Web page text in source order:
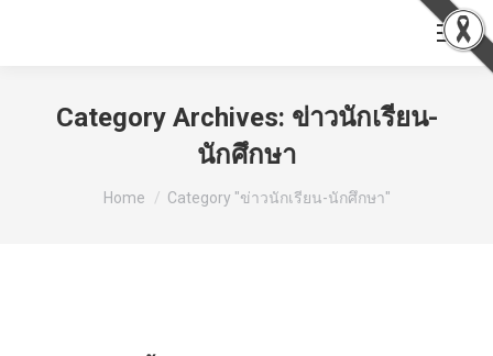
Category Archives: ข่าวนักเรียน-
นักศึกษา
You are here:
Home Category "ข่าวนักเรียน-นักศึกษา"